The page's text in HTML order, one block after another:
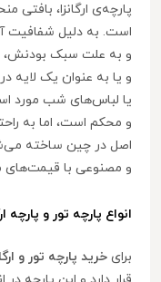
پارچه‌ی ارگانزا، بافتی
است. به دلیل شفافیت
و به علت سبک بودنش،
و یا به عنوان یک لایه
یا لباس‌های شب مورد
و محکم است، اما به
اصل در چین ساخته
و مصنوعی با قیمت‌های
انواع پارچه تور و پارچه
برای خرید پارچه تور و